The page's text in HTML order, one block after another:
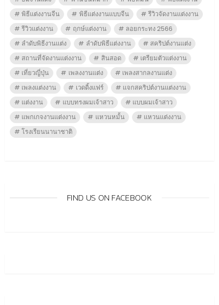
พิธีแต่งงานจีน
พิธีแต่งงานแบบจีน
รีวิวจัดงานแต่งงาน
รีวิวแต่งงาน
ฤกษ์แต่งงาน
ลอยกระทง 2566
ลำดับพิธีงานแต่ง
ลำดับพิธีแต่งงาน
สคริปต์งานแต่ง
สถานที่จัดงานแต่งงาน
สินสอด
เตรียมตัวแต่งงาน
เที่ยวญี่ปุ่น
เพลงงานแต่ง
เพลงสากลงานแต่ง
เพลงแต่งงาน
เวดดิ้งแฟร์
แจกสคริปต์งานแต่งงาน
แต่งงาน
แบบทรงผมเจ้าสาว
แบบผมเจ้าสาว
แพกเกจงานแต่งงาน
แหวนหมั้น
แหวนแต่งงาน
โรงเรียนนานาชาติ
FIND US ON FACEBOOK